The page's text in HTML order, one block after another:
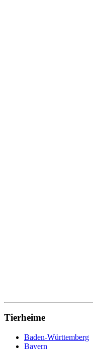
Tierheime
Baden-Württemberg
Bayern